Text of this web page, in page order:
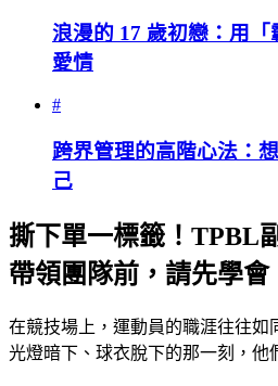
浪漫的 17 歲初戀：用
愛情
#
跨界管理的高階心法：
己
撕下單一標籤！TPBL
帶領團隊前，請先學會
在競技場上，運動員的職涯往往如
光燈暗下、球衣脫下的那一刻，他